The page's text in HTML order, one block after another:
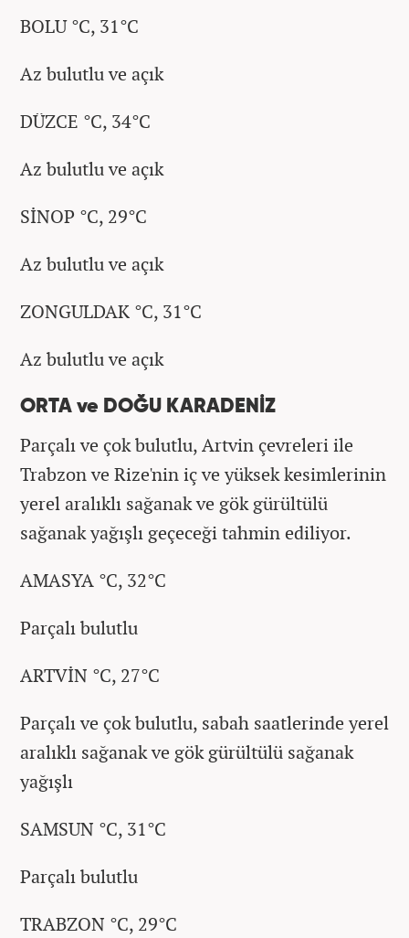
BOLU °C, 31°C
Az bulutlu ve açık
DÜZCE °C, 34°C
Az bulutlu ve açık
SİNOP °C, 29°C
Az bulutlu ve açık
ZONGULDAK °C, 31°C
Az bulutlu ve açık
ORTA ve DOĞU KARADENİZ
Parçalı ve çok bulutlu, Artvin çevreleri ile
Trabzon ve Rize'nin iç ve yüksek kesimlerinin
yerel aralıklı sağanak ve gök gürültülü
sağanak yağışlı geçeceği tahmin ediliyor.
AMASYA °C, 32°C
Parçalı bulutlu
ARTVİN °C, 27°C
Parçalı ve çok bulutlu, sabah saatlerinde yerel
aralıklı sağanak ve gök gürültülü sağanak
yağışlı
SAMSUN °C, 31°C
Parçalı bulutlu
TRABZON °C, 29°C